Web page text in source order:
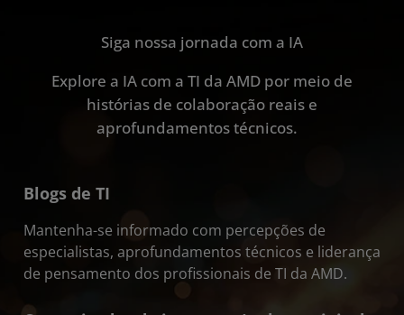
Siga nossa jornada com a IA
Explore a IA com a TI da AMD por meio de
histórias de colaboração reais e
aprofundamentos técnicos.
Blogs de TI
Mantenha-se informado com percepções de
especialistas, aprofundamentos técnicos e liderança
de pensamento dos profissionais de TI da AMD.